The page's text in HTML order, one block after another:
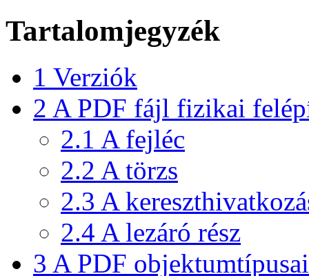
Tartalomjegyzék
1 Verziók
2 A PDF fájl fizikai
2.1 A fejléc
2.2 A törzs
2.3 A
2.4 A lezáró rész
3 A PDF objektumtípusai